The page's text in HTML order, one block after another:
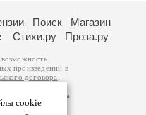
cookie
Поиск
Магазин
Стихи.ру Проза.ру
произведений в
договора
авторам
возможна
вы можете